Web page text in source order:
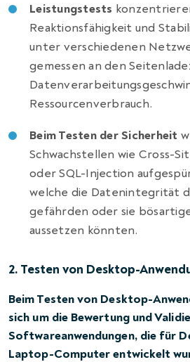
Leistungstests
Reaktionsfähigkeit und
unter verschiedenen
gemessen an den
Ressourcenverbrauch.
Beim Testen der Sicherheit
Schwachstellen wie Cross-
oder SQL-Injection
welche die Datenintegrität
gefährden oder sie
aussetzen könnten.
2. Testen von Desktop-
Beim Testen von Desktop-
sich um die Bewertung und
Softwareanwendungen, die für
Laptop-Computer entwickelt